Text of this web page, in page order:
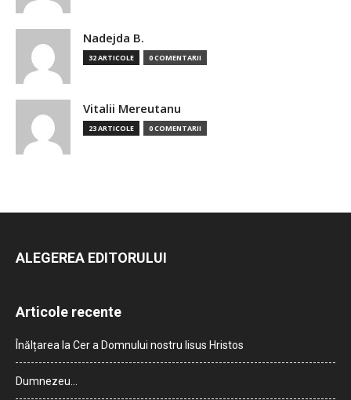
Nadejda B.
32 ARTICOLE 0 COMENTARII
Vitalii Mereutanu
23 ARTICOLE 0 COMENTARII
ALEGEREA EDITORULUI
Articole recente
Înălțarea la Cer a Domnului nostru Iisus Hristos
Dumnezeu…